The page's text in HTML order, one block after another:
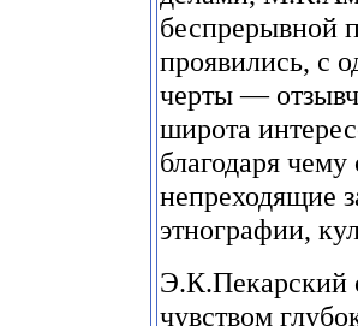
беспрерывной
проявились, с
черты —
широта
благодаря
непреходящие
этнографии,
Э.К.Пекарский
чувством